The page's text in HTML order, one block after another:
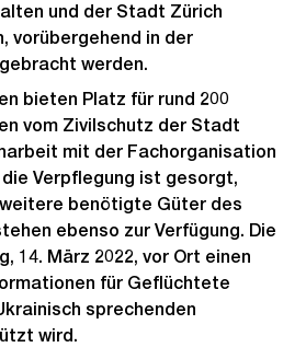
und der Stadt Zürich
vorübergehend in der
werden.
bieten Platz für rund 200
vom Zivilschutz der Stadt
mit der Fachorganisation
Verpflegung ist gesorgt,
benötigte Güter des
ebenso zur Verfügung. Die
14. März 2022, vor Ort einen
für Geflüchtete
sprechenden
wird.